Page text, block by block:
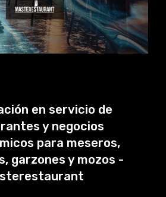
en servicio de
y negocios
para meseros,
garzones y mozos -